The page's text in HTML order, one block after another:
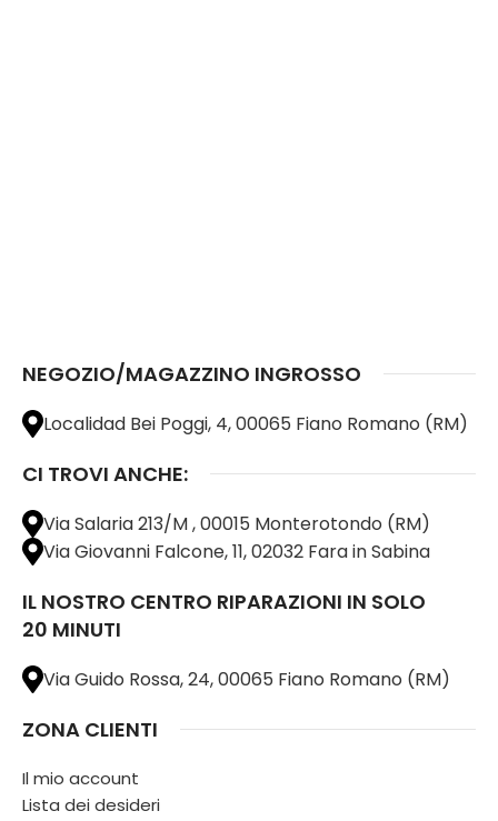
NEGOZIO/MAGAZZINO INGROSSO
Localidad Bei Poggi, 4, 00065 Fiano Romano (RM)
CI TROVI ANCHE:
Via Salaria 213/M , 00015 Monterotondo (RM)
Via Giovanni Falcone, 11, 02032 Fara in Sabina
IL NOSTRO CENTRO RIPARAZIONI IN SOLO
20 MINUTI
Via Guido Rossa, 24, 00065 Fiano Romano (RM)
ZONA CLIENTI
Il mio account
Lista dei desideri